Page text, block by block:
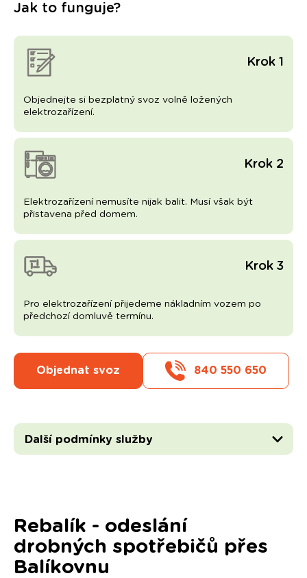
Jak to funguje?
Krok 1
Objednejte si bezplatný svoz volně ložených
elektrozařízení.
Krok 2
Elektrozařízení nemusíte nijak balit. Musí však být
přistavena před domem.
Krok 3
Pro elektrozařízení přijedeme nákladním vozem po
předchozí domluvě termínu.
Objednat svoz 840 550 650
Další podmínky služby
Rebalík - odeslání
drobných spotřebičů přes
Balíkovnu